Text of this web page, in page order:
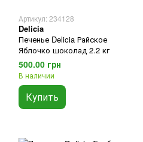
Артикул: 234128
Delicia
Печенье Delicia Райское
Яблочко шоколад 2.2 кг
500.00 грн
В наличии
Купить